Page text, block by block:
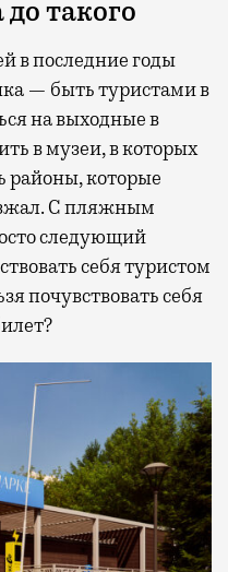
такого
в последние годы
— быть туристами в
на выходные в
в музеи, в которых
районы, которые
С пляжным
следующий
себя туристом
почувствовать себя